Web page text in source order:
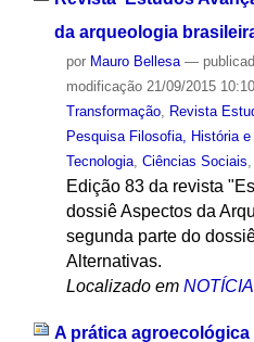
da arqueologia
por Mauro Bellesa —
modificação21/09/2015 10:10
Transformação, Revista
Pesquisa Filosofia, História
Tecnologia, Ciências Sociais,
Edição 83 da revista
dossiê Aspectos da
segunda parte do
Alternativas.
Localizado em
A prática